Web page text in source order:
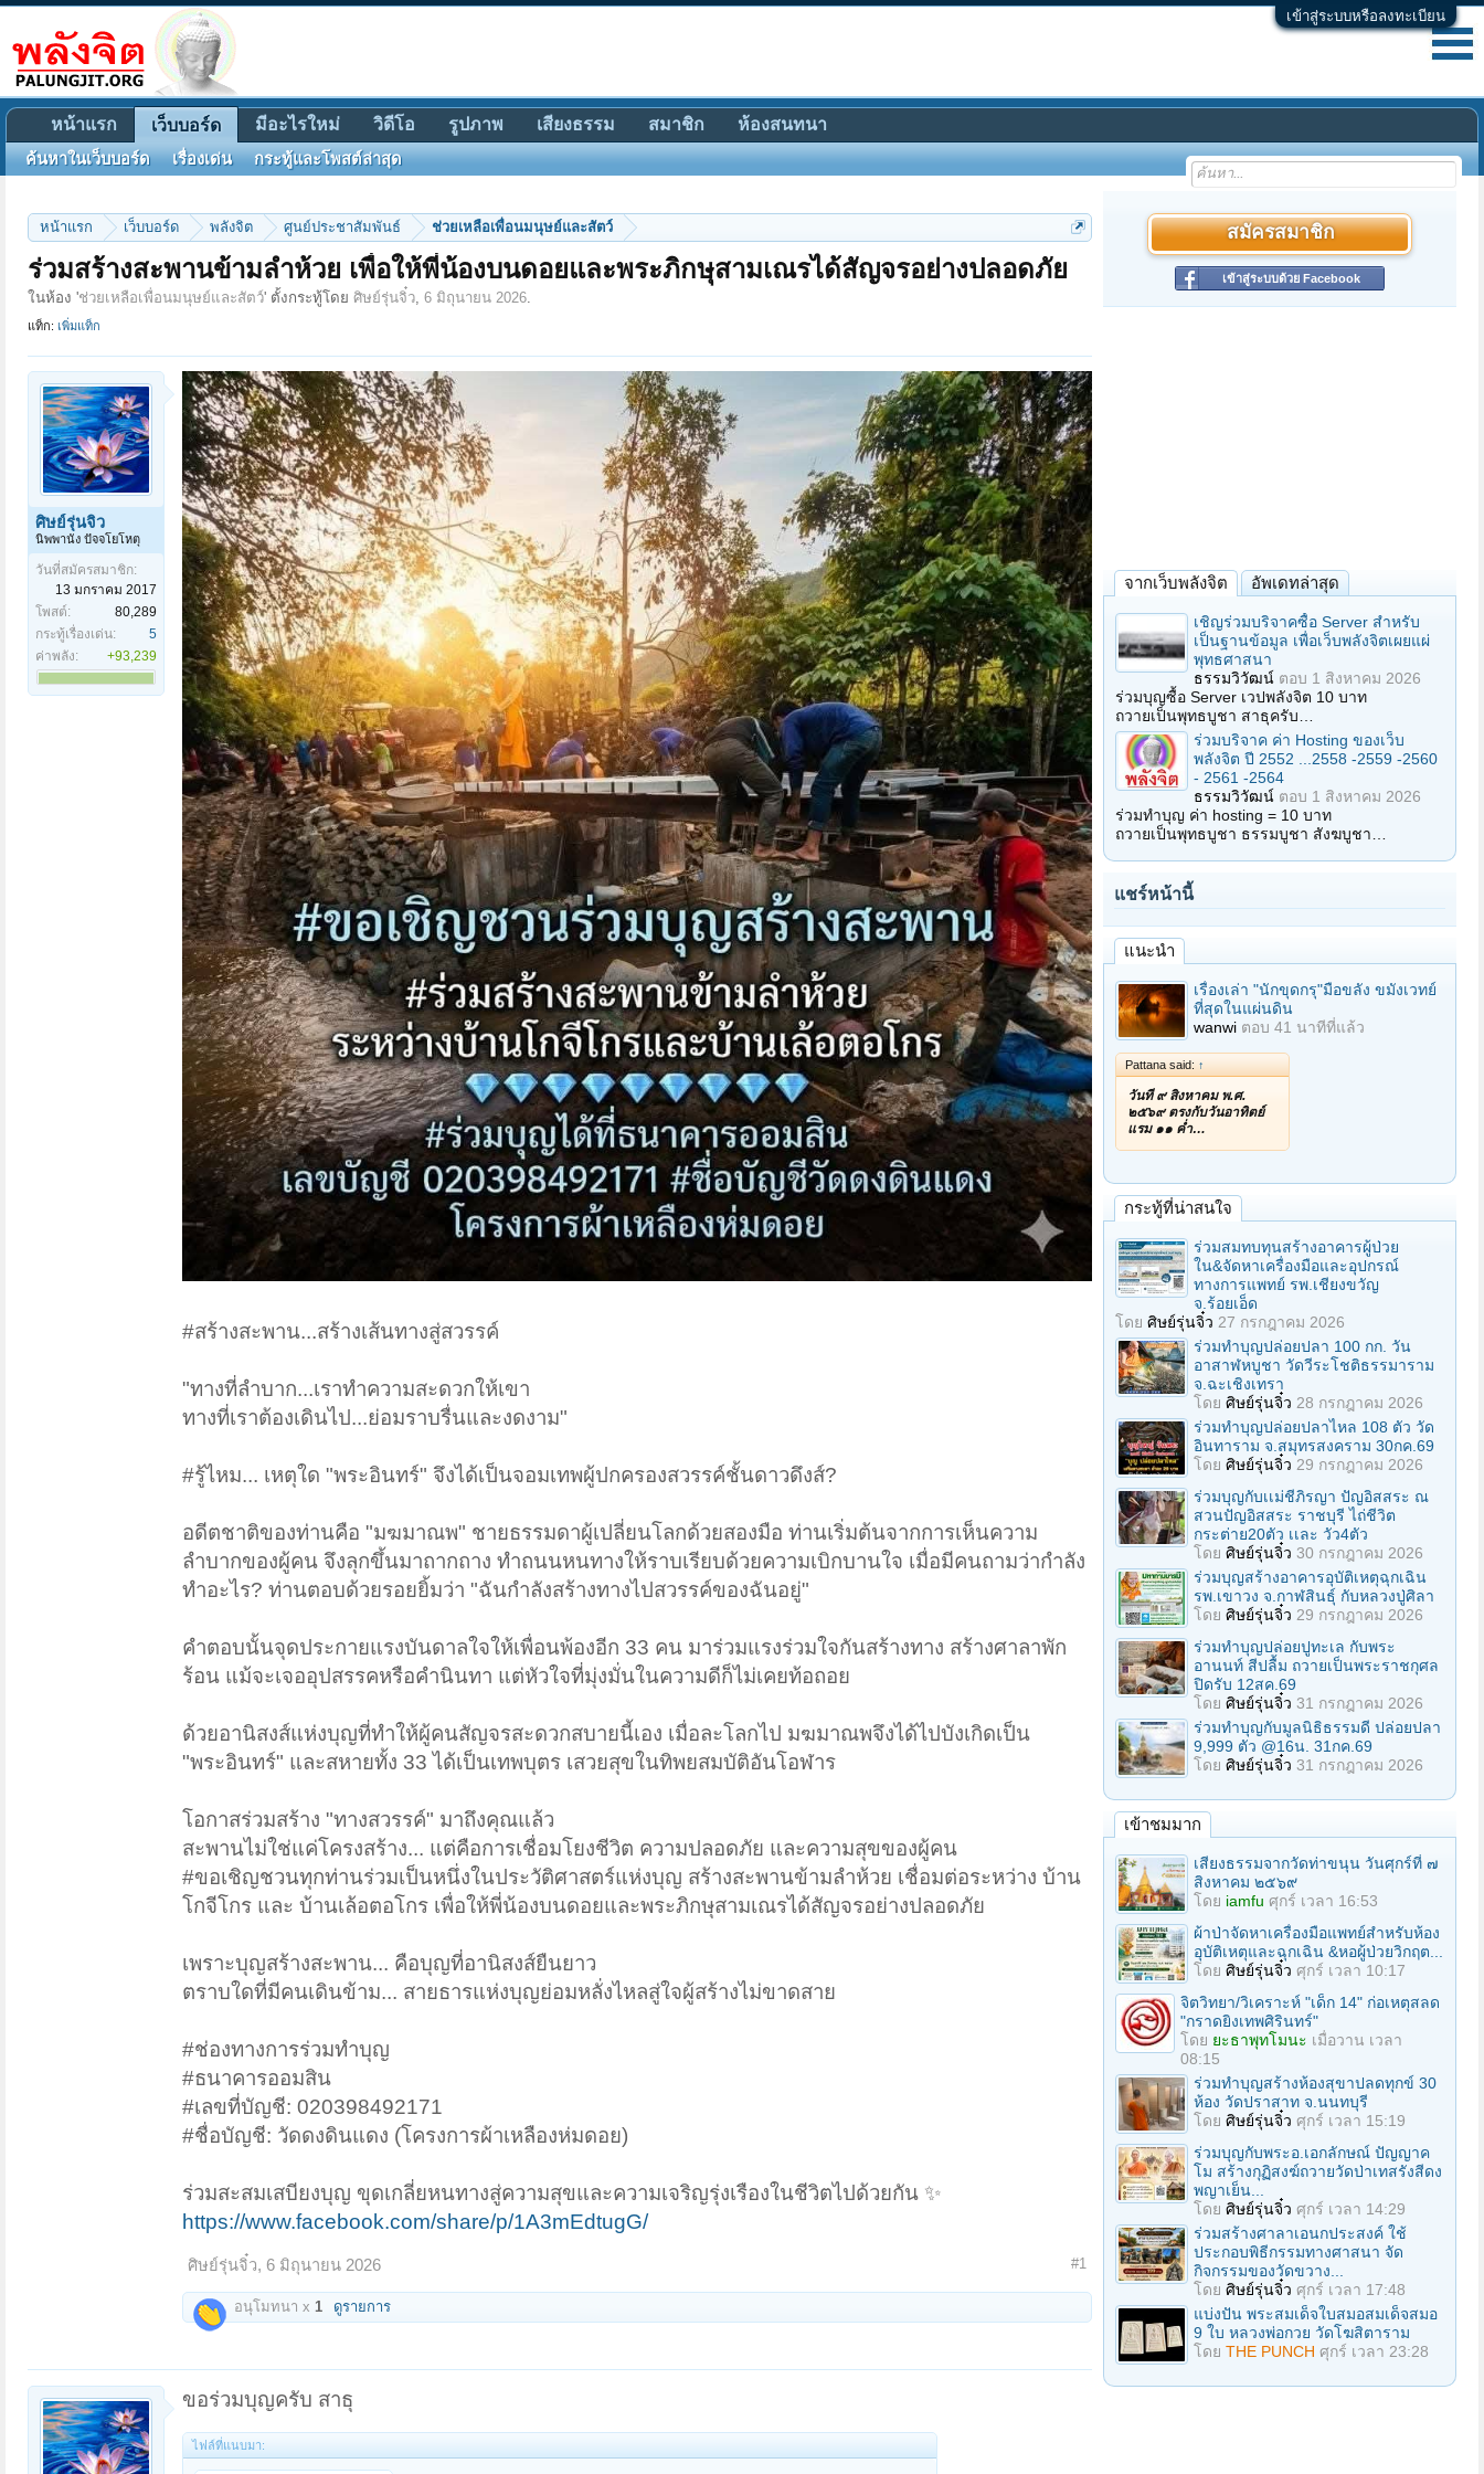
เข้าสู่ระบบหรือลงทะเบียน
หน้าแรก เว็บบอร์ด พลังจิต ศูนย์ประชาสัมพันธ์ ช่วยเหลือเพื่อนมนุษย์และสัตว์
ร่วมสร้างสะพานข้ามลําห้วย เพื่อให้พี่น้องบนดอยและพระภิกษุสามเณรได้สัญจรอย่างปลอดภัย
ในห้อง 'ช่วยเหลือเพื่อนมนุษย์และสัตว์' ตั้งกระทู้โดย ศิษย์รุ่นจิ๋ว, 6 มิถุนายน 2026.
แท็ก: เพิ่มแท็ก
ศิษย์รุ่นจิ๋ว
นิพพานัง ปัจจโยโหตุ
วันที่สมัครสมาชิก:
13 มกราคม 2017
โพสต์:
80,289
กระทู้เรื่องเด่น:
5
ค่าพลัง:
+93,239
#สร้างสะพาน...สร้างเส้นทางสู่สวรรค์
"ทางที่ลำบาก...เราทำความสะดวกให้เขา
ทางที่เราต้องเดินไป...ย่อมราบรื่นและงดงาม"
#รู้ไหม... เหตุใด "พระอินทร์" จึงได้เป็นจอมเทพผู้ปกครองสวรรค์ชั้นดาวดึงส์?
อดีตชาติของท่านคือ "มฆมาณพ" ชายธรรมดาผู้เปลี่ยนโลกด้วยสองมือ ท่านเริ่มต้นจากการเห็นความ
ลำบากของผู้คน จึงลุกขึ้นมาถากถาง ทำถนนหนทางให้ราบเรียบด้วยความเบิกบานใจ เมื่อมีคนถามว่ากำลัง
ทำอะไร? ท่านตอบด้วยรอยยิ้มว่า "ฉันกำลังสร้างทางไปสวรรค์ของฉันอยู่"
คำตอบนั้นจุดประกายแรงบันดาลใจให้เพื่อนพ้องอีก 33 คน มาร่วมแรงร่วมใจกันสร้างทาง สร้างศาลาพัก
ร้อน แม้จะเจออุปสรรคหรือคำนินทา แต่หัวใจที่มุ่งมั่นในความดีก็ไม่เคยท้อถอย
ด้วยอานิสงส์แห่งบุญที่ทำให้ผู้คนสัญจรสะดวกสบายนี้เอง เมื่อละโลกไป มฆมาณพจึงได้ไปบังเกิดเป็น
"พระอินทร์" และสหายทั้ง 33 ได้เป็นเทพบุตร เสวยสุขในทิพยสมบัติอันโอฬาร
โอกาสร่วมสร้าง "ทางสวรรค์" มาถึงคุณแล้ว
สะพานไม่ใช่แค่โครงสร้าง... แต่คือการเชื่อมโยงชีวิต ความปลอดภัย และความสุขของผู้คน
#ขอเชิญชวนทุกท่านร่วมเป็นหนึ่งในประวัติศาสตร์แห่งบุญ สร้างสะพานข้ามลำห้วย เชื่อมต่อระหว่าง บ้าน
โกจีโกร และ บ้านเล้อตอโกร เพื่อให้พี่น้องบนดอยและพระภิกษุสามเณรได้สัญจรอย่างปลอดภัย
เพราะบุญสร้างสะพาน... คือบุญที่อานิสงส์ยืนยาว
ตราบใดที่มีคนเดินข้าม... สายธารแห่งบุญย่อมหลั่งไหลสู่ใจผู้สร้างไม่ขาดสาย
#ช่องทางการร่วมทำบุญ
#ธนาคารออมสิน
#เลขที่บัญชี: 020398492171
#ชื่อบัญชี: วัดดงดินแดง (โครงการผ้าเหลืองห่มดอย)
ร่วมสะสมเสบียงบุญ ขุดเกลี่ยหนทางสู่ความสุขและความเจริญรุ่งเรืองในชีวิตไปด้วยกัน ✨
https://www.facebook.com/share/p/1A3mEdtugG/
ศิษย์รุ่นจิ๋ว, 6 มิถุนายน 2026 #1
อนุโมทนา x 1 ดูรายการ
ขอร่วมบุญครับ สาธุ
ไฟล์ที่แนบมา:
สมัครสมาชิก
เข้าสู่ระบบด้วย Facebook
จากเว็บพลังจิต อัพเดทล่าสุด
เชิญร่วมบริจาคซื้อ Server สำหรับ
เป็นฐานข้อมูล เพื่อเว็บพลังจิตเผยแผ่
พุทธศาสนา
ธรรมวิวัฒน์ ตอบ 1 สิงหาคม 2026
ร่วมบุญซื้อ Server เวปพลังจิต 10 บาท
ถวายเป็นพุทธบูชา สาธุครับ…
ร่วมบริจาค ค่า Hosting ของเว็บ
พลังจิต ปี 2552 ...2558 -2559 -2560
- 2561 -2564
ธรรมวิวัฒน์ ตอบ 1 สิงหาคม 2026
ร่วมทำบุญ ค่า hosting = 10 บาท
ถวายเป็นพุทธบูชา ธรรมบูชา สังฆบูชา…
แชร์หน้านี้
แนะนำ
เรื่องเล่า "นักขุดกรุ"มือขลัง ขมังเวทย์
ที่สุดในแผ่นดิน
wanwi ตอบ 41 นาทีที่แล้ว
Pattana said: ↑
วันที่ ๙ สิงหาคม พ.ศ.
๒๕๖๙ ตรงกับวันอาทิตย์
แรม ๑๑ ค่ำ…
กระทู้ที่น่าสนใจ
ร่วมสมทบทุนสร้างอาคารผู้ป่วย
ใน&จัดหาเครื่องมือและอุปกรณ์
ทางการแพทย์ รพ.เชียงขวัญ
จ.ร้อยเอ็ด
โดย ศิษย์รุ่นจิ๋ว 27 กรกฎาคม 2026
ร่วมทําบุญปล่อยปลา 100 กก. วัน
อาสาฬหบูชา วัดวีระโชติธรรมาราม
จ.ฉะเชิงเทรา
โดย ศิษย์รุ่นจิ๋ว 28 กรกฎาคม 2026
ร่วมทําบุญปล่อยปลาไหล 108 ตัว วัด
อินทาราม จ.สมุทรสงคราม 30กค.69
โดย ศิษย์รุ่นจิ๋ว 29 กรกฎาคม 2026
ร่วมบุญกับเเม่ชีภิรญา ปัญอิสสระ ณ
สวนปัญอิสสระ ราชบุรี ไถ่ชีวิต
กระต่าย20ตัว เเละ วัว4ตัว
โดย ศิษย์รุ่นจิ๋ว 30 กรกฎาคม 2026
ร่วมบุญสร้างอาคารอุบัติเหตุฉุกเฉิน
รพ.เขาวง จ.กาฬสินธุ์ กับหลวงปู่ศิลา
โดย ศิษย์รุ่นจิ๋ว 29 กรกฎาคม 2026
ร่วมทําบุญปล่อยปูทะเล กับพระ
อานนท์ สีปลื้ม ถวายเป็นพระราชกุศล
ปิดรับ 12สค.69
โดย ศิษย์รุ่นจิ๋ว 31 กรกฎาคม 2026
ร่วมทําบุญกับมูลนิธิธรรมดี ปล่อยปลา
9,999 ตัว @16น. 31กค.69
โดย ศิษย์รุ่นจิ๋ว 31 กรกฎาคม 2026
เข้าชมมาก
เสียงธรรมจากวัดท่าขนุน วันศุกร์ที่ ๗
สิงหาคม ๒๕๖๙
โดย iamfu ศุกร์ เวลา 16:53
ผ้าป่าจัดหาเครื่องมือแพทย์สำหรับห้อง
อุบัติเหตุและฉุกเฉิน &หอผู้ป่วยวิกฤต...
โดย ศิษย์รุ่นจิ๋ว ศุกร์ เวลา 10:17
จิตวิทยา/วิเคราะห์ "เด็ก 14" ก่อเหตุสลด
"กราดยิงเทพศิรินทร์"
โดย ยะธาพุทโมนะ เมื่อวาน เวลา
08:15
ร่วมทําบุญสร้างห้องสุขาปลดทุกข์ 30
ห้อง วัดปราสาท จ.นนทบุรี
โดย ศิษย์รุ่นจิ๋ว ศุกร์ เวลา 15:19
ร่วมบุญกับพระอ.เอกลักษณ์ ปัญญาค
โม สร้างกุฏิสงฆ์ถวายวัดป่าเทสรังสีดง
พญาเย็น...
โดย ศิษย์รุ่นจิ๋ว ศุกร์ เวลา 14:29
ร่วมสร้างศาลาเอนกประสงค์ ใช้
ประกอบพิธีกรรมทางศาสนา จัด
กิจกรรมของวัดขวาง...
โดย ศิษย์รุ่นจิ๋ว ศุกร์ เวลา 17:48
แบ่งปัน พระสมเด็จใบสมอสมเด็จสมอ
9 ใบ หลวงพ่อกวย วัดโฆสิตาราม
โดย THE PUNCH ศุกร์ เวลา 23:28
หน้าแรก เว็บบอร์ด
ค้นหาในเว็บบอร์ด เรื่องเด่น กระทู้และโพสต์ล่าสุด
มีอะไรใหม่ วิดีโอ รูปภาพ เสียงธรรม สมาชิก ห้องสนทนา